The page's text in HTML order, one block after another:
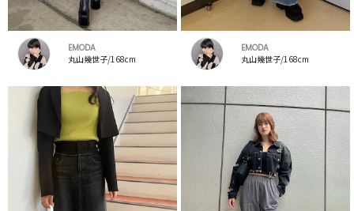
EMODA
丸山幾世子/168cm
EMODA
丸山幾世子/168cm